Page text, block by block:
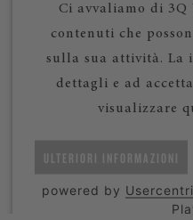
Ci avvaliamo di 3Q
contenuti che
sulla sua attività. La
dettagli e ad
visualizzare
ULTERIORI INFORMAZIONI
powered by